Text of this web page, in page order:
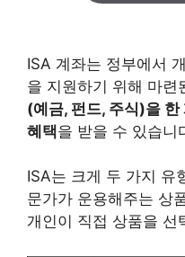
ISA 계좌는 정부에서
을 지원하기 위해 마련
(예금, 펀드, 주식)을
혜택을 받을 수 있습니
ISA는 크게 두 가지 유
문가가 운용해주는 상
개인이 직접 상품을 선